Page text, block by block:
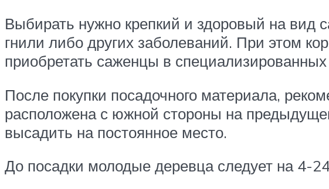
Выбирать нужно крепкий и здоровый на вид
гнили либо других заболеваний. При этом
приобретать саженцы в
После покупки посадочного материала,
расположена с южной стороны на
высадить на постоянное место.
До посадки молодые деревца следует на 4-